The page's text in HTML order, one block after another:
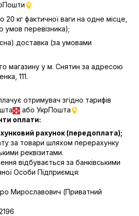
кг фактичної ваги на одне місце,
умов перевізника);
доставка (за умовами
магазину у м. Снятин за адресою
111.
отримувач згідно тарифів
або УкрПошта
оплати:
рахунок (передоплата);
за товари шляхом перерахунку
реквізитами.
відбувається за банківськими
Особи Підприємця:
Мирославович (Приватний